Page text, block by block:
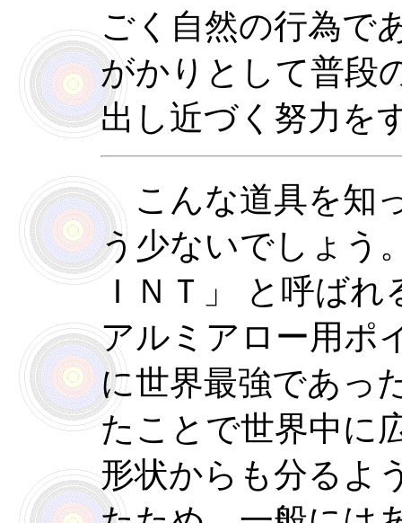
ごく自然の行為で
がかりとして普段
出し近づく努力を
こんな道具を知
う少ないでしょう
ＩＮＴ」 と呼ば
アルミアロー用ポ
に世界最強であっ
たことで世界中に
形状からも分るよ